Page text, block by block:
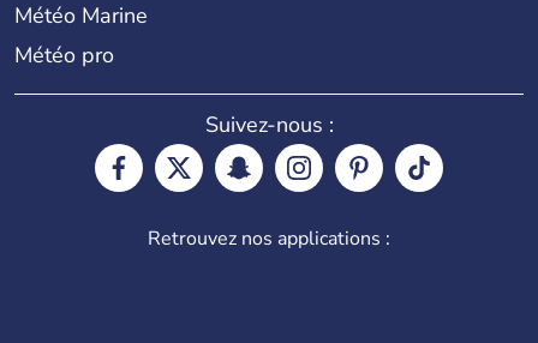
Météo Marine
Météo pro
Suivez-nous :
Retrouvez nos applications :